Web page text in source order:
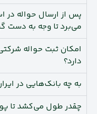
پس از ارسال حواله در
می‌برد تا وجه به دست
امکان ثبت حواله
دارد؟
به چه بانک‌هایی در
چقدر طول می‌کشد تا